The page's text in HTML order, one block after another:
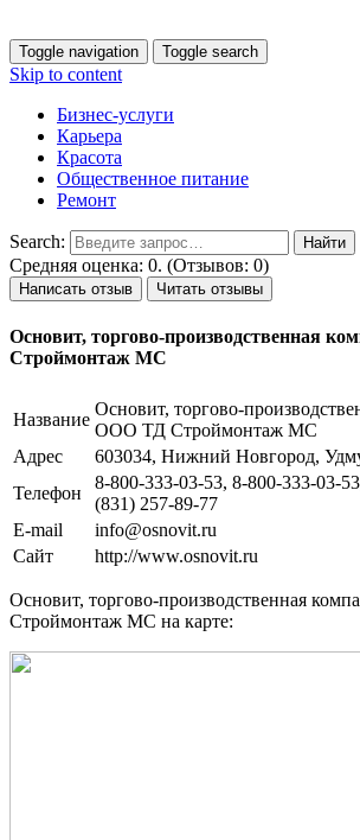
Toggle navigation Toggle search
Skip to content
Бизнес-услуги
Карьера
Красота
Общественное питание
Ремонт
Search:
Средняя оценка: 0. (Отзывов: 0)
Написать отзыв Читать отзывы
Основит, торгово-производственная
Строймонтаж МС
Название
Основит, торгово-
ООО ТД Строймонтаж МС
Адрес
603034, Нижний Новгород,
Телефон
8-800-333-03-53, 8-800-333-03-
(831) 257-89-77
E-mail
info@osnovit.ru
Сайт
http://www.osnovit.ru
Основит, торгово-производственная
Строймонтаж МС на карте: